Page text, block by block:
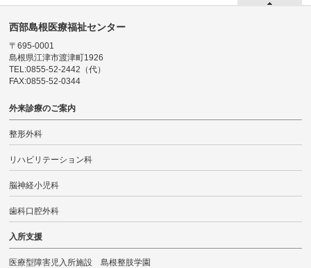
西部島根医療福祉センター
〒695-0001
島根県江津市渡津町1926
TEL:0855-52-2442（代）
FAX:0855-52-0344
外来診療のご案内
整形外科
リハビリテーション科
脳神経小児科
歯科口腔外科
入所支援
医療型障害児入所施設 島根整肢学園